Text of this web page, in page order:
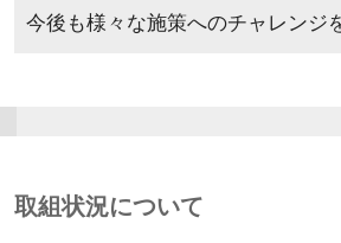
今後も様々な施策へのチャレンジ
取組状況について